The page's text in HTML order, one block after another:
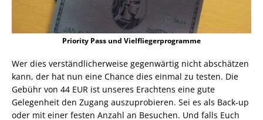
Priority Pass und Vielfliegerprogramme
Wer dies verständlicherweise gegenwärtig nicht abschätzen
kann, der hat nun eine Chance dies einmal zu testen. Die
Gebühr von 44 EUR ist unseres Erachtens eine gute
Gelegenheit den Zugang auszuprobieren. Sei es als Back-up
oder mit einer festen Anzahl an Besuchen. Und falls Euch